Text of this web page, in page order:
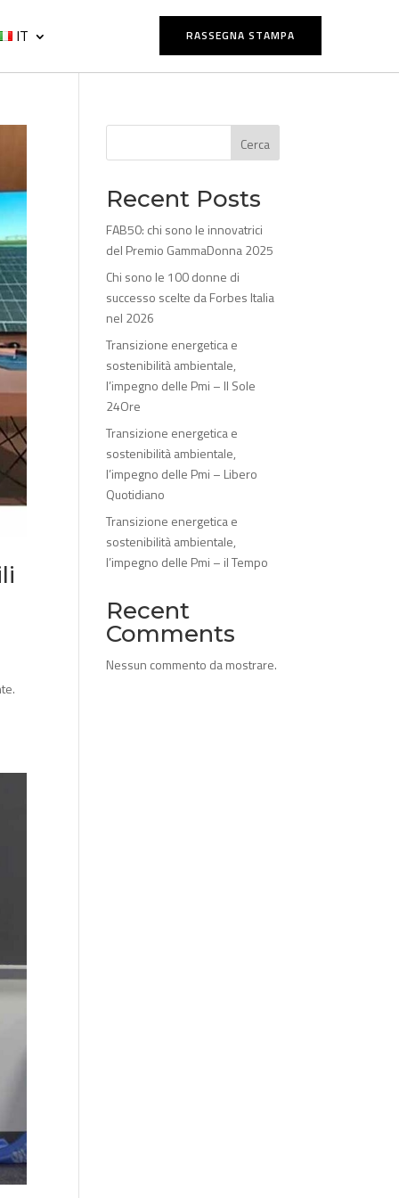
IT RASSEGNA STAMPA
Cerca
Recent Posts
FAB50: chi sono le innovatrici
del Premio GammaDonna 2025
Chi sono le 100 donne di
successo scelte da Forbes Italia
nel 2026
Transizione energetica e
sostenibilità ambientale,
l’impegno delle Pmi – Il Sole
24Ore
Transizione energetica e
sostenibilità ambientale,
l’impegno delle Pmi – Libero
Quotidiano
Transizione energetica e
sostenibilità ambientale,
l’impegno delle Pmi – il Tempo
Recent
Comments
Nessun commento da mostrare.